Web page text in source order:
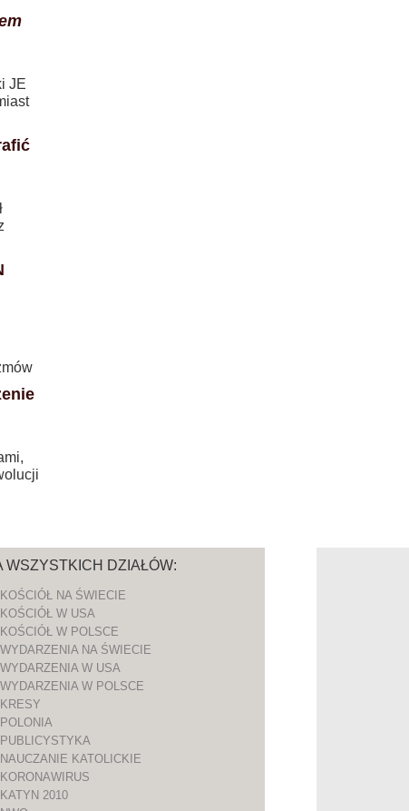
JE
WSZYSTKICH DZIAŁÓW:
KOŚCIÓŁ NA ŚWIECIE
KOŚCIÓŁ W USA
KOŚCIÓŁ W POLSCE
WYDARZENIA NA ŚWIECIE
WYDARZENIA W USA
WYDARZENIA W POLSCE
KRESY
POLONIA
PUBLICYSTYKA
NAUCZANIE KATOLICKIE
KORONAWIRUS
KATYN 2010